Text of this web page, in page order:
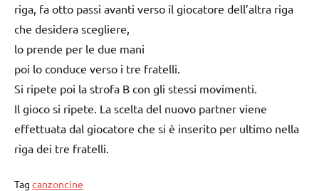
riga, fa otto passi avanti verso il giocatore dell’altra riga
che desidera scegliere,
lo prende per le due mani
poi lo conduce verso i tre fratelli.
Si ripete poi la strofa B con gli stessi movimenti.
Il gioco si ripete. La scelta del nuovo partner viene
effettuata dal giocatore che si è inserito per ultimo nella
riga dei tre fratelli.
Tag canzoncine